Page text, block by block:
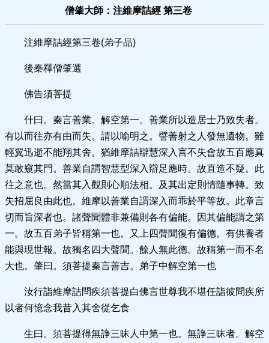
僧肇大師：注維摩詰經 第三卷
注維摩詰經第三卷(弟子品)
後秦釋僧肇選
佛告須菩提
什曰。秦言善業。解空第一。善業所以造居士乃致失者。
有以而往亦有由而失。請以喻明之。譬善射之人發無遺物。雖
輕翼迅逝不能翔其舍。猶維摩詰辯慧深入言不失會故五百應真
莫敢窺其門。善業自謂智慧型深入辯足應時。故直造不疑。此
往之意也。然當其入觀則心順法相。及其出定則情隨事轉。致
失招屈良由此也。維摩以善業自謂深入而乖於平等故。此章言
切而旨深者也。諸聲聞體非兼備則各有偏能。因其偏能謂之第
一。故五百弟子皆稱第一也。又上四聲聞復有偏德。有供養者
能與現世報。故獨名四大聲聞。餘人無此德。故稱第一而不名
大也。肇曰。須菩提秦言善吉。弟子中解空第一也
汝行詣維摩詰問疾須菩提白佛言世尊我不堪任詣彼問疾所
以者何憶念我昔入其舍從乞食
生曰。須菩提得無諍三昧人中第一也。無諍三昧者。解空